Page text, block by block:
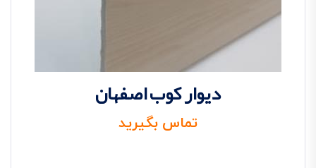
دیوار کوب اصفهان
تماس بگیرید